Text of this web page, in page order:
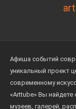
Афиша событий
уникальный проект
современному
«Arttube» Вы
музеев, галерей,